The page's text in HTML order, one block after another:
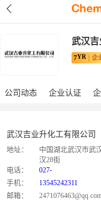
武汉
7YR 企
公司动态 企业认证
武汉吉业升化工有限公司
地址：
中国湖北武汉市武
汉28街
电话：
027-
手机：
13545242311
邮箱：